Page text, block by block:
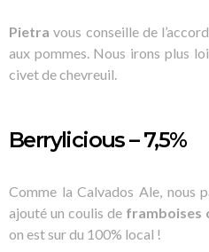
Pietra vous conseille de
aux pommes. Nous irons plus
civet de chevreuil.
Berrylicious – 7,5%
Comme la Calvados Ale, nous
ajouté un coulis de framboises
on est sur du 100% local !